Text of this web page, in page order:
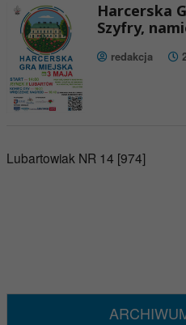
Harcerska
Szyfry,
redakcja
Lubartowiak NR 14 [974]